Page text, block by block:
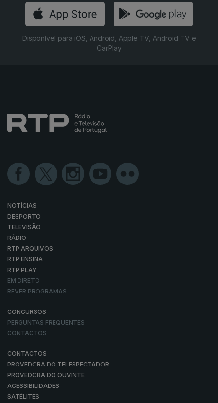
Disponível para iOS, Android, Apple TV, Android TV e
CarPlay
NOTÍCIAS
DESPORTO
TELEVISÃO
RÁDIO
RTP ARQUIVOS
RTP ENSINA
RTP PLAY
EM DIRETO
REVER PROGRAMAS
CONCURSOS
PERGUNTAS FREQUENTES
CONTACTOS
CONTACTOS
PROVEDORA DO TELESPECTADOR
PROVEDORA DO OUVINTE
ACESSIBILIDADES
SATÉLITES